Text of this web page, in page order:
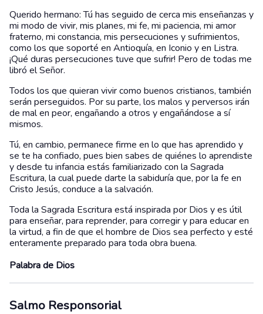
Querido hermano: Tú has seguido de cerca mis enseñanzas y
mi modo de vivir, mis planes, mi fe, mi paciencia, mi amor
fraterno, mi constancia, mis persecuciones y sufrimientos,
como los que soporté en Antioquía, en Iconio y en Listra.
¡Qué duras persecuciones tuve que sufrir! Pero de todas me
libró el Señor.
Todos los que quieran vivir como buenos cristianos, también
serán perseguidos. Por su parte, los malos y perversos irán
de mal en peor, engañando a otros y engañándose a sí
mismos.
Tú, en cambio, permanece firme en lo que has aprendido y
se te ha confiado, pues bien sabes de quiénes lo aprendiste
y desde tu infancia estás familiarizado con la Sagrada
Escritura, la cual puede darte la sabiduría que, por la fe en
Cristo Jesús, conduce a la salvación.
Toda la Sagrada Escritura está inspirada por Dios y es útil
para enseñar, para reprender, para corregir y para educar en
la virtud, a fin de que el hombre de Dios sea perfecto y esté
enteramente preparado para toda obra buena.
Palabra de Dios
Salmo Responsorial